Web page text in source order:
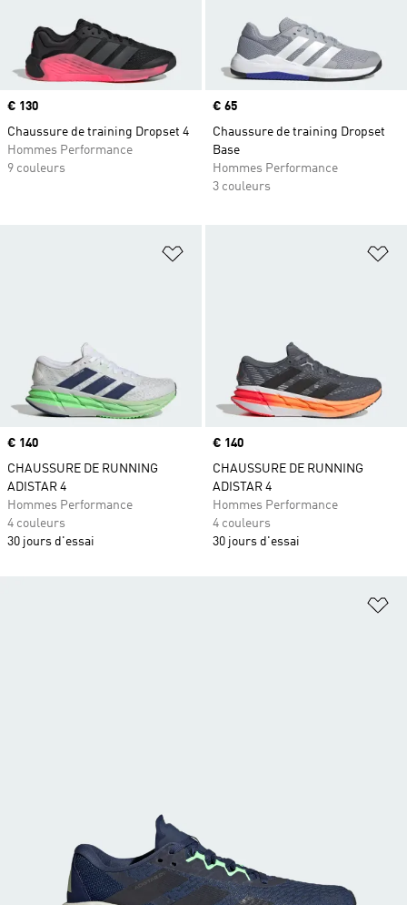
Prix
€ 130
Chaussure de training Dropset 4
Hommes Performance
9 couleurs
Prix
€ 65
Chaussure de training Dropset
Base
Hommes Performance
3 couleurs
Ajouter à la Liste de produits
Prix
€ 140
CHAUSSURE DE RUNNING
ADISTAR 4
Hommes Performance
4 couleurs
30 jours d'essai
Prix
€ 140
CHAUSSURE DE RUNNING
ADISTAR 4
Hommes Performance
4 couleurs
30 jours d'essai